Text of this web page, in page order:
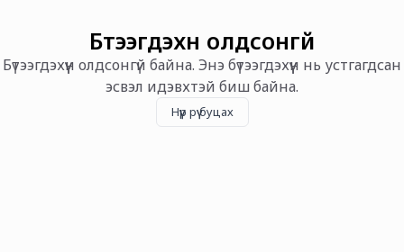
Бүтээгдэхүүн олдсонгүй
Бүтээгдэхүүн олдсонгүй байна. Энэ бүтээгдэхүүн нь устгагдсан
эсвэл идэвхтэй биш байна.
Нүүр рүү буцах